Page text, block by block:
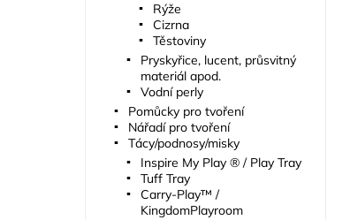
Rýže
Cizrna
Těstoviny
Pryskyřice, lucent, průsvitný
materiál apod.
Vodní perly
Pomůcky pro tvoření
Nářadí pro tvoření
Tácy/podnosy/misky
Inspire My Play ® / Play Tray
Tuff Tray
Carry-Play™ /
KingdomPlayroom